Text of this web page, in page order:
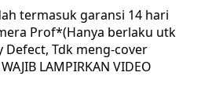
termasuk garansi 14 hari
Prof*(Hanya berlaku utk
Tdk meng-cover
LAMPIRKAN VIDEO